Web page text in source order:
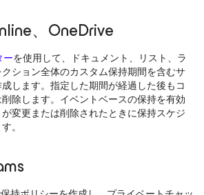
、OneDrive
ーを使用して、ドキュメント、リスト、ラ
ション全体のカスタム保持期間を含むサ
します。指定した期間が経過した後もコ
除します。イベントベースの保持を有効
変更または削除されたときに保持スケジ
。